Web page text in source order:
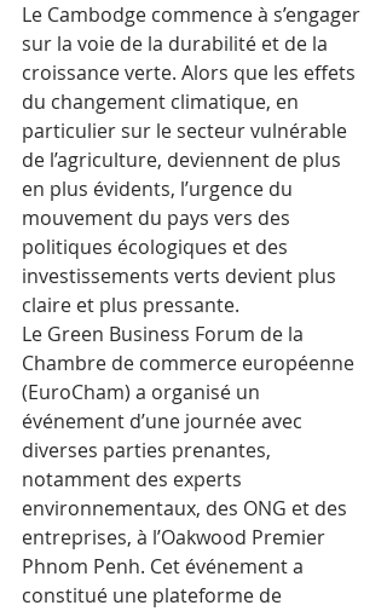
Le Cambodge commence à s’engager
sur la voie de la durabilité et de la
croissance verte. Alors que les effets
du changement climatique, en
particulier sur le secteur vulnérable
de l’agriculture, deviennent de plus
en plus évidents, l’urgence du
mouvement du pays vers des
politiques écologiques et des
investissements verts devient plus
claire et plus pressante.
Le Green Business Forum de la
Chambre de commerce européenne
(EuroCham) a organisé un
événement d’une journée avec
diverses parties prenantes,
notamment des experts
environnementaux, des ONG et des
entreprises, à l’Oakwood Premier
Phnom Penh. Cet événement a
constitué une plateforme de